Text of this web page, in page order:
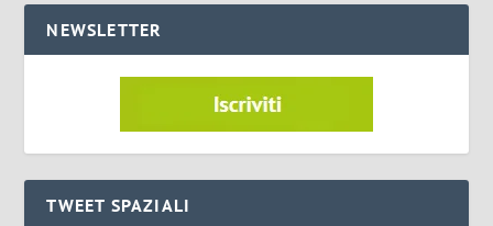
NEWSLETTER
TWEET SPAZIALI